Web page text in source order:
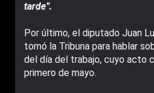
tarde”.
Por último, el diputado Juan
tomó la Tribuna para hablar
del día del trabajo, cuyo acto
primero de mayo.